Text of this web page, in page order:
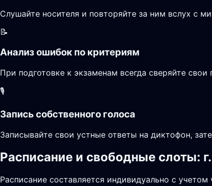
Слушайте носителя и повторяйте за ним вслух с
📝
Анализ ошибок по критериям
При подготовке к экзаменам всегда сверяйте
🎙️
Запись собственного голоса
Записывайте свои устные ответы на диктофон,
Расписание и свободные слоты:
Расписание составляется индивидуально с